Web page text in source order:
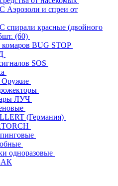
и спреи от
красные (двойного
(60)
комаров BUG STOP
SOS
Оружие
ЛУЧ
(Германия)
одноразовые